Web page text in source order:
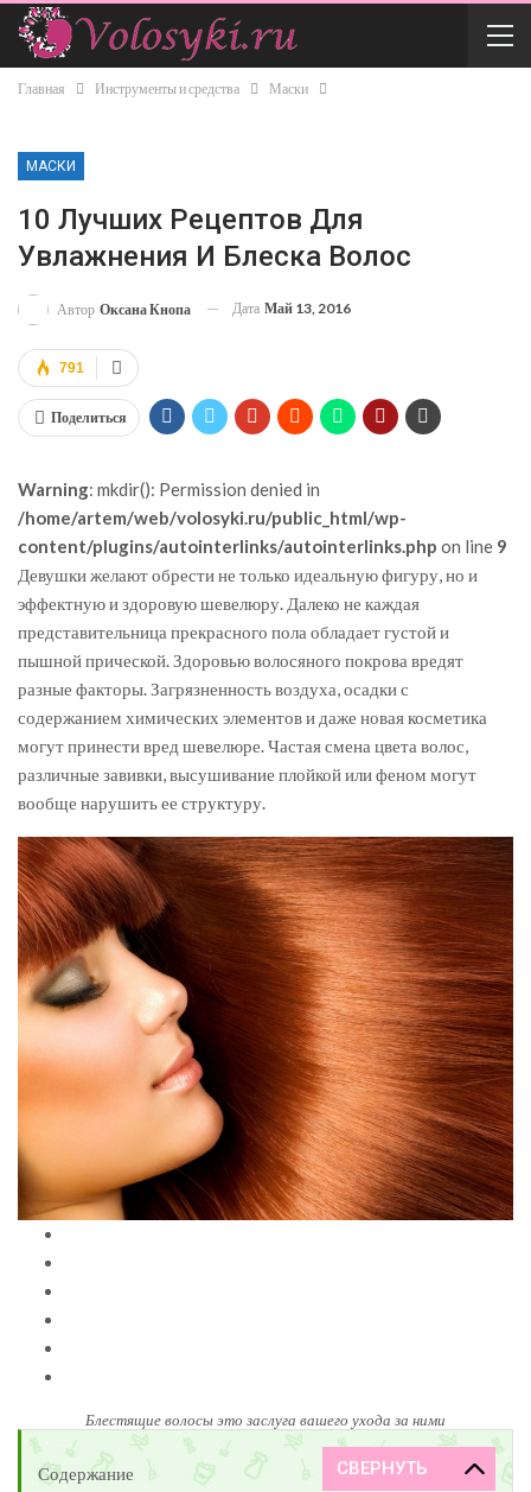
Главная Инструменты и средства Маски
МАСКИ
10 Лучших Рецептов Для
Увлажнения И Блеска Волос
Автор Оксана Кнопа Дата Май 13, 2016
791
Поделиться
Warning: mkdir(): Permission denied in
/home/artem/web/volosyki.ru/public_html/wp-
content/plugins/autointerlinks/autointerlinks.php on line 9
Девушки желают обрести не только идеальную фигуру, но и
эффектную и здоровую шевелюру. Далеко не каждая
представительница прекрасного пола обладает густой и
пышной прической. Здоровью волосяного покрова вредят
разные факторы. Загрязненность воздуха, осадки с
содержанием химических элементов и даже новая косметика
могут принести вред шевелюре. Частая смена цвета волос,
различные завивки, высушивание плойкой или феном могут
вообще нарушить ее структуру.
Блестящие волосы это заслуга вашего ухода за ними
Содержание